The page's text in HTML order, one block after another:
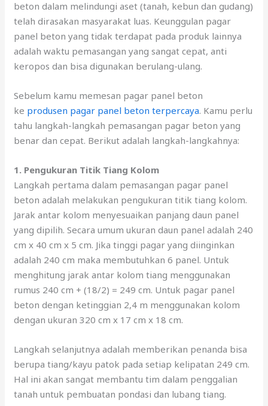
beton dalam melindungi aset (tanah, kebun dan gudang)
telah dirasakan masyarakat luas. Keunggulan pagar
panel beton yang tidak terdapat pada produk lainnya
adalah waktu pemasangan yang sangat cepat, anti
keropos dan bisa digunakan berulang-ulang.
Sebelum kamu memesan pagar panel beton
ke produsen pagar panel beton terpercaya. Kamu perlu
tahu langkah-langkah pemasangan pagar beton yang
benar dan cepat. Berikut adalah langkah-langkahnya:
1. Pengukuran Titik Tiang Kolom
Langkah pertama dalam pemasangan pagar panel
beton adalah melakukan pengukuran titik tiang kolom.
Jarak antar kolom menyesuaikan panjang daun panel
yang dipilih. Secara umum ukuran daun panel adalah 240
cm x 40 cm x 5 cm. Jika tinggi pagar yang diinginkan
adalah 240 cm maka membutuhkan 6 panel. Untuk
menghitung jarak antar kolom tiang menggunakan
rumus 240 cm + (18/2) = 249 cm. Untuk pagar panel
beton dengan ketinggian 2,4 m menggunakan kolom
dengan ukuran 320 cm x 17 cm x 18 cm.
Langkah selanjutnya adalah memberikan penanda bisa
berupa tiang/kayu patok pada setiap kelipatan 249 cm.
Hal ini akan sangat membantu tim dalam penggalian
tanah untuk pembuatan pondasi dan lubang tiang.